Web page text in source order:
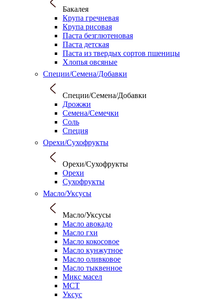
Бакалея
Крупа гречневая
Крупа рисовая
Паста безглютеновая
Паста детская
Паста из твердых сортов пшеницы
Хлопья овсяные
Специи/Семена/Добавки
Специи/Семена/Добавки
Дрожжи
Семена/Семечки
Соль
Специя
Орехи/Сухофрукты
Орехи/Сухофрукты
Орехи
Сухофрукты
Масло/Уксусы
Масло/Уксусы
Масло авокадо
Масло гхи
Масло кокосовое
Масло кунжутное
Масло оливковое
Масло тыквенное
Микс масел
МСТ
Уксус